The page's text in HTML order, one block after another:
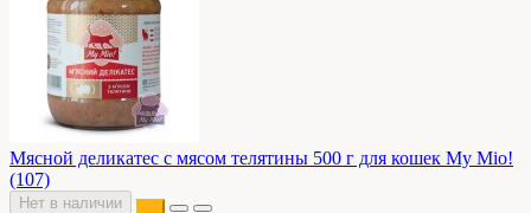
Мясной деликатес с мясом телятины 500 г для кошек My Mio!
(107)
Нет в наличии